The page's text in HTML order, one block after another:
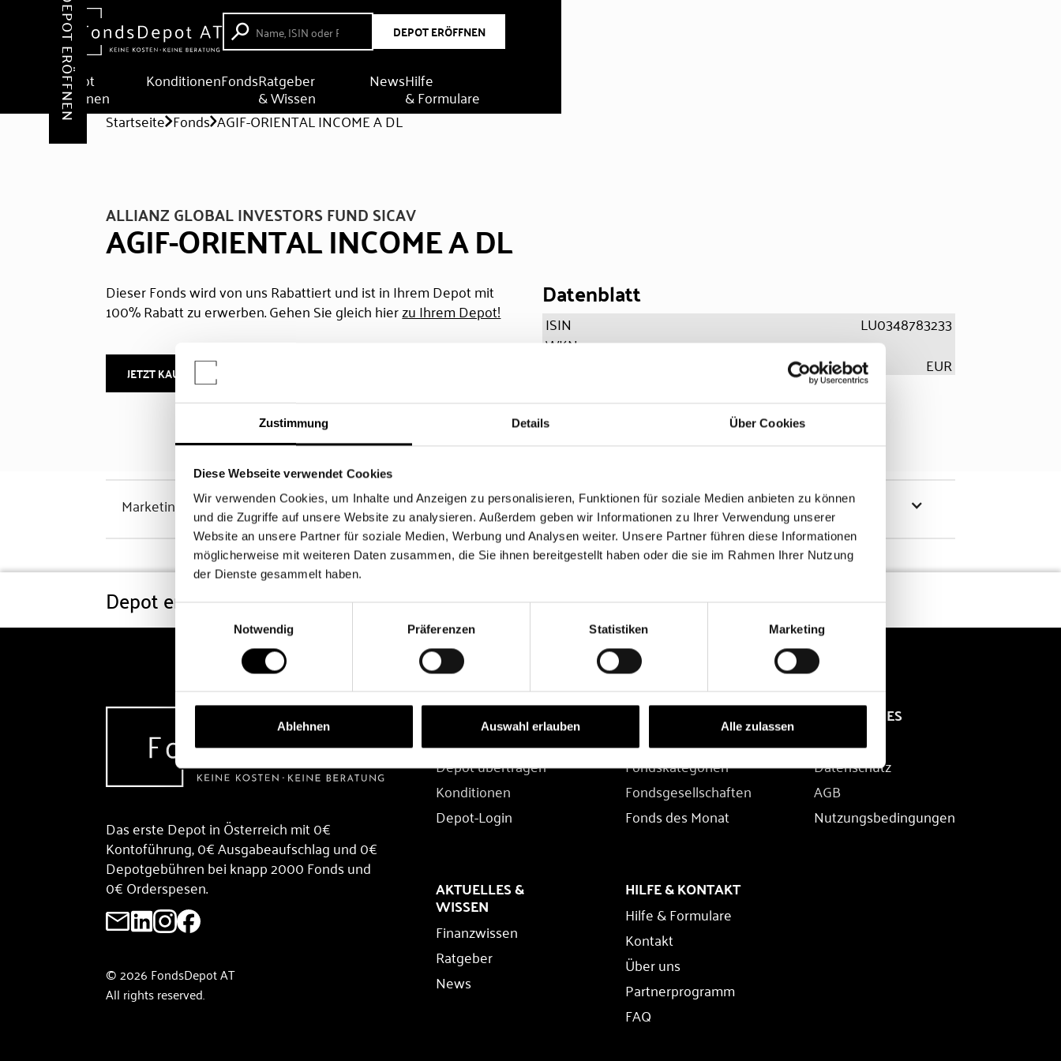
Zustimmung Details Über Cookies
Diese Webseite verwendet Cookies
Wir verwenden Cookies, um Inhalte und Anzeigen zu personalisieren, Funktionen für soziale Medien anbieten zu können
und die Zugriffe auf unsere Website zu analysieren. Außerdem geben wir Informationen zu Ihrer Verwendung unserer
Website an unsere Partner für soziale Medien, Werbung und Analysen weiter. Unsere Partner führen diese Informationen
möglicherweise mit weiteren Daten zusammen, die Sie ihnen bereitgestellt haben oder die sie im Rahmen Ihrer Nutzung
der Dienste gesammelt haben.
Einwilligungsauswahl
Notwendig
Präferenzen Statistiken Marketing
Ablehnen Auswahl erlauben Alle zulassen
DEPOT ERÖFFNEN
Depot
eröffnen
KonditionenFondsRatgeber
& Wissen
NewsHilfe
& Formulare
DEPOT ERÖFFNEN Startseite Fonds AGIF-ORIENTAL INCOME A DL
ALLIANZ GLOBAL INVESTORS FUND SICAV
AGIF-ORIENTAL INCOME A DL
Dieser Fonds wird von uns Rabattiert und ist in Ihrem Depot mit
100% Rabatt zu erwerben. Gehen Sie gleich hierzu Ihrem Depot!
JETZT KAUFEN
Datenblatt
ISIN
LU0348783233
WKN
EUR
Marketinghinweis Chancen & Risiken
Depot eröffnen Konditionen Fonds FAQ
Das erste Depot in Österreich mit 0€
Kontoführung, 0€ Ausgabeaufschlag und 0€
Depotgebühren bei knapp 2000 Fonds und
0€ Orderspesen.
© 2026 FondsDepot AT
All rights reserved.
DEPOT
Depot übertragen
Konditionen
Depot-Login
FONDS
Fondssuche
Fondskategorien
Fondsgesellschaften
Fonds des Monat
RECHTLICHES
Impressum
Datenschutz
AGB
Nutzungsbedingungen
AKTUELLES &
WISSEN
Finanzwissen
Ratgeber
News
HILFE & KONTAKT
Hilfe & Formulare
Kontakt
Über uns
Partnerprogramm
FAQ